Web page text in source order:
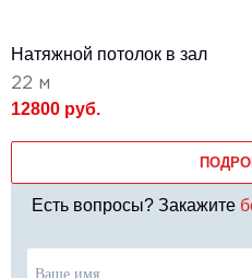
Натяжной потолок в зал
22 м
12800 руб.
Есть вопросы? Закажите